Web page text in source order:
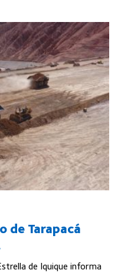
de Tarapacá
de Iquique informa